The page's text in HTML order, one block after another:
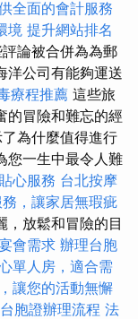
全面的會計服務
境 提升網站排名
論被合併為為郵
洋公司有能夠運送
療程推薦 這些旅
的冒險和難忘的經
為什麼值得進行
您一生中最令人難
心服務 台北按摩
，讓家居無瑕疵
，放鬆和冒險的目
會需求 辦理台胞
單人房，適合需
讓您的活動無懈
胞證辦理流程 法